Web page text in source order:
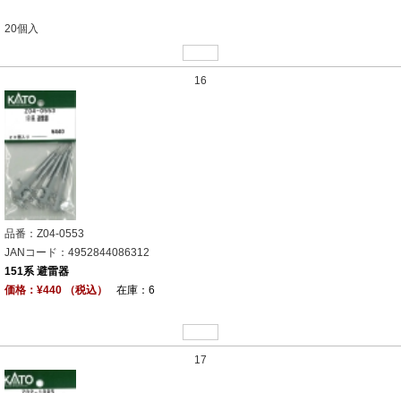
20個入
16
品番：Z04-0553
JANコード：4952844086312
151系 避雷器
価格：¥440 （税込）
在庫：6
17